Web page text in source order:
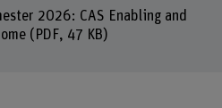
2026: CAS Enabling and
(PDF, 47 KB)